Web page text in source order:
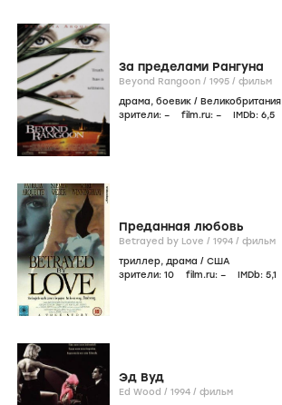
За пределами Рангуна
Beyond Rangoon / 1995 / фильм
драма, боевик / Великобритания
зрители: – film.ru: – IMDb: 6,5
Преданная любовь
Betrayed by Love / 1994 / фильм
триллер, драма / США
зрители: 10 film.ru: – IMDb: 5,1
Эд Вуд
Ed Wood / 1994 / фильм